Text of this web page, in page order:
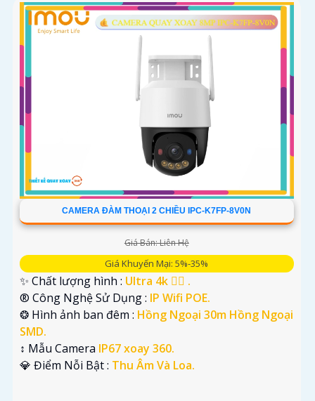
CAMERA ĐÀM THOẠI 2 CHIỀU IPC-K7FP-8V0N
Giá Bán: Liên Hệ
Giá Khuyến Mại: 5%-35%
✨ Chất lượng hình : Ultra 4k 👍🏾 .
®️ Công Nghệ Sử Dụng : IP Wifi POE.
❂ Hình ảnh ban đêm : Hồng Ngoại 30m Hồng Ngoại
SMD.
↕️ Mẫu Camera IP67 xoay 360.
️💎 Điểm Nỗi Bật : Thu Âm Và Loa.